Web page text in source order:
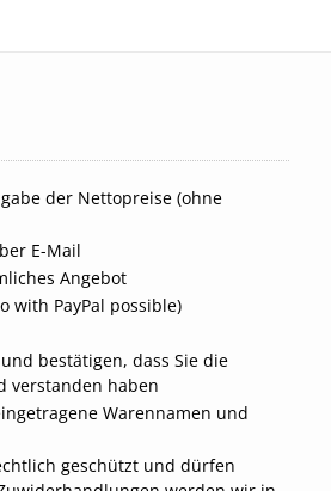
der Nettopreise (ohne
E-Mail
Angebot
with PayPal possible)
bestätigen, dass Sie die
verstanden haben
Warennamen und
geschützt und dürfen